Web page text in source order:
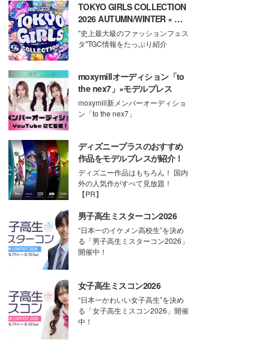
TOKYO GIRLS COLLECTION
2026 AUTUMN/WINTER × モ
デルプレス
"史上最大級のファッションフェス
タ"TGC情報をたっぷり紹介
moxymillオーディション「to
the nex7」×モデルプレス
moxymill新メンバーオーディショ
ン「to the nex7」
ディズニープラスのおすすめ
作品をモデルプレスが紹介！
ディズニー作品はもちろん！ 国内
外の人気作がすべて見放題！
【PR】
男子高生ミスターコン2026
“日本一のイケメン高校生”を決め
る「男子高生ミスターコン2026」
開催中！
女子高生ミスコン2026
“日本一かわいい女子高生”を決め
る「女子高生ミスコン2026」開催
中！